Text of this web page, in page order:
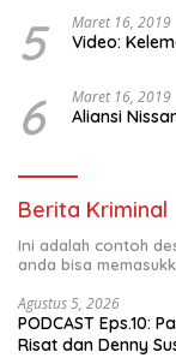
5 Maret 16, 2019
Video:
6 Maret 16, 2019
Aliansi
Berita Kriminal
Ini adalah contoh
anda bisa
Agustus 5, 2026
PODCAST Eps.10:
Risat dan Denny